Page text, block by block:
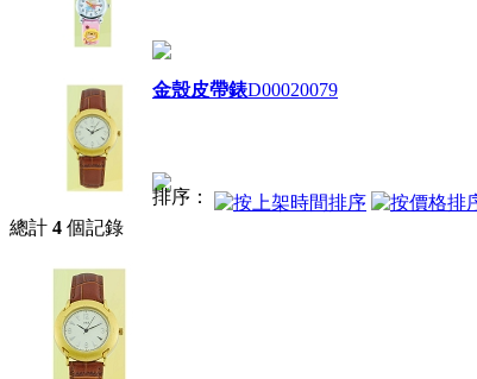
金殼皮帶錶D00020079
排序：
總計 4 個記錄